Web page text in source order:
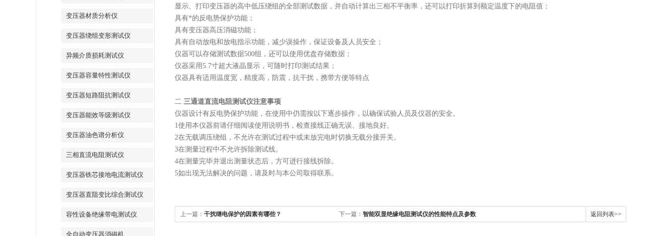
变压器材质分析仪
变压器绕组变形测试仪
异频介质损耗测试仪
变压器容量特性测试仪
变压器短路阻抗测试仪
变压器能效等级测试仪
变压器油色谱分析仪
三相直流电阻测试仪
变压器铁芯接地电流测试仪
变压器直阻变比综合测试仪
容性设备绝缘带电测试仪
全自动变压器消磁机
显示、打印变压器的高中低压绕组的全部测试数据，并自动计算出三相不平衡率，还可以打印折算到额定温度下的电阻值；
具有*的反电势保护功能；
具有变压器高压消磁功能；
具有自动放电和放电指示功能，减少误操作，保证设备及人员安全；
仪器可以存储测试数据500组，还可以使用优盘存储数据；
仪器采用5.7寸超大液晶显示，可随时打印测试结果；
仪器具有适用温度宽，精度高，防震，抗干扰，携带方便等特点
二 三通道直流电阻测试仪注意事项
仪器设计有反电势保护功能，在使用中仍需按以下逐步操作，以确保试验人员及仪器的安全。
1使用本仪器前请仔细阅读使用说明书，检查接线正确无误、接地良好。
2在无载调压绕组，不允许在测试过程中或未放完电时切换无载分接开关。
3在测量过程中不允许拆除测试线。
4在测量完毕并退出测量状态后，方可进行接线拆除。
5如出现无法解决的问题，请及时与本公司取得联系。
上一篇： 干扰继电保护的因素有哪些？ 下一篇： 智能双显绝缘电阻测试仪的性能特点及参数 返回列表>>